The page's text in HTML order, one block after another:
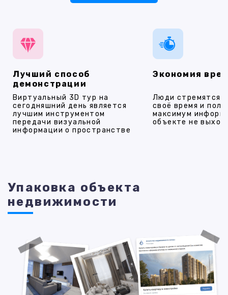
Лучший способ
демонстрации
Виртуальный 3D тур на
сегодняшний день является
лучшим инструментом
передачи визуальной
информации о пространстве
Экономия
Люди стремятся
своё время и
максимум
объекте не
Упаковка объекта
недвижимости